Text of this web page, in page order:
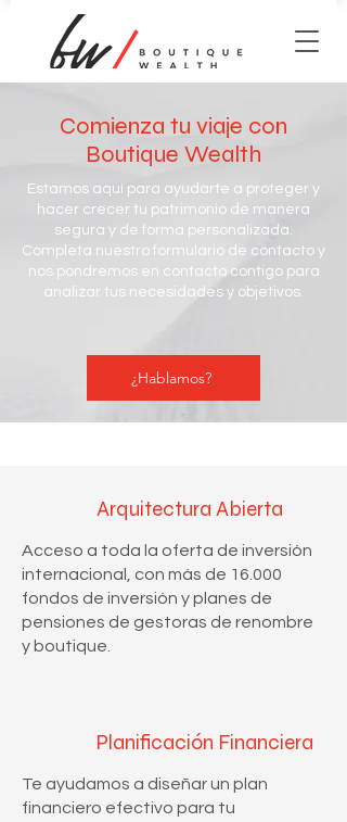
Comienza tu viaje con
Boutique Wealth
Estamos aquí para ayudarte a proteger y
hacer crecer tu patrimonio de manera
segura y de forma personalizada.
Completa nuestro formulario de contacto y
nos pondremos en contacto contigo para
analizar tus necesidades y objetivos.
¿Hablamos?
Arquitectura Abierta
Acceso a toda la oferta de inversión
internacional, con más de 16.000
fondos de inversión y planes de
pensiones de gestoras de renombre
y boutique.
Planificación Financiera
Te ayudamos a diseñar un plan
financiero efectivo para tu